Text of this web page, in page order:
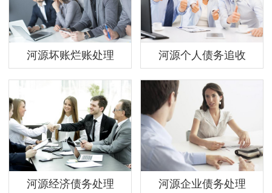
河源坏账烂账处理 河源个人债务追收
河源经济债务处理 河源企业债务处理